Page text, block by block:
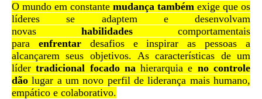
O mundo em constante mudança também exige que os
líderes se adaptem e desenvolvam
novas habilidades comportamentais
para enfrentardesafios e inspirar as pessoas a
alcançarem seus objetivos. As características de um
lídertradicional focado nahierarquia e no controle
dão lugar a um novo perfil de liderança mais humano,
empático e colaborativo.